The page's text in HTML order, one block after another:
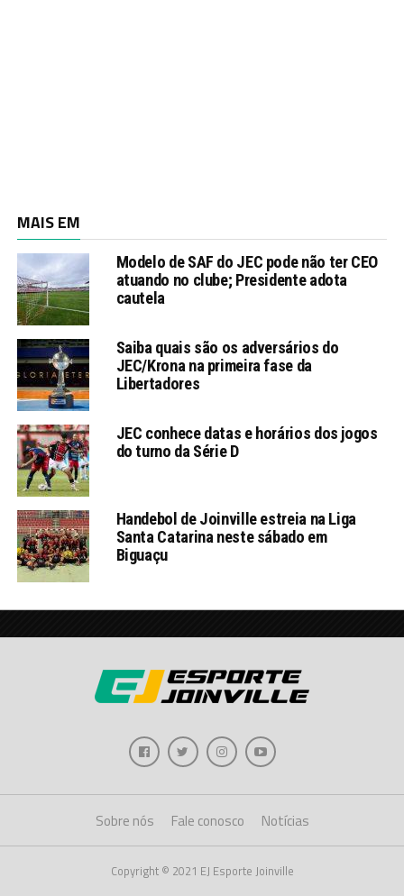
MAIS EM
Modelo de SAF do JEC pode não ter CEO
atuando no clube; Presidente adota
cautela
Saiba quais são os adversários do
JEC/Krona na primeira fase da
Libertadores
JEC conhece datas e horários dos jogos
do turno da Série D
Handebol de Joinville estreia na Liga
Santa Catarina neste sábado em
Biguaçu
Sobre nós Fale conosco Notícias
Copyright © 2021 EJ Esporte Joinville